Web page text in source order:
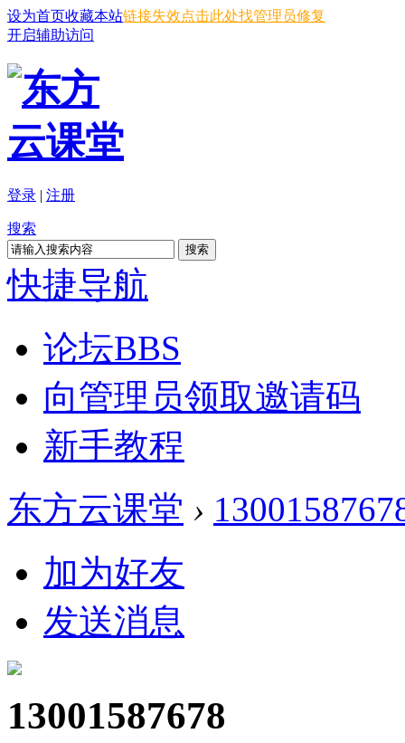
设为首页收藏本站链接失效点击此处找管理员修复
开启辅助访问
登录 | 注册
搜索
搜索
快捷导航
论坛BBS
向管理员领取邀请码
新手教程
东方云课堂 ›
加为好友
发送消息
13001587678